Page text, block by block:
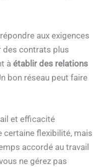
aux exigences
des contrats plus
à établir des relations
bon réseau peut faire
et efficacité
certaine flexibilité, mais
accordé au travail
ne gérez pas